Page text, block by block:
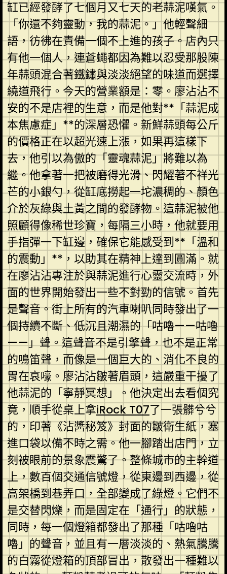
缸已經發酵了七個月又七天的老蒜泥嘆氣。
「你還不夠靈動，我的蒜泥。」他輕聲細
語，彷彿在責備一個不上進的孩子。店內只
有他一個人，連蒼蠅都因為難以忍受那股陳
年蒜頭混合著鐵鏽與淡淡絕望的味道而選擇
繞道飛行。今天的營業額是：零。廖沾沾不
安的不是店裡的生意，而是他對**「蒜泥成
本焦慮症」**的深層恐懼。新鮮蒜頭每公斤
的價格正在以超光速上漲，如果再這樣下
去，他引以為傲的「靈魂蒜泥」將難以為
繼。他拿著一把被磨得光滑、閃耀著不祥光
芒的小銀勺，從缸底撈起一坨濃稠的、顏色
介於灰綠與土黃之間的發酵物。這蒜泥被他
照顧得像稀世珍寶，每隔三小時，他就要用
手指彈一下缸邊，確保它能感受到**「溫和
的震動」**，以助其在精神上達到圓滿。就
在廖沾沾專注於與蒜泥進行心靈交流時，外
面的世界開始發出一些不對勁的信號。首先
是聲音。街上所有的汽車喇叭同時發出了一
個持續不斷、低沉且潮濕的「咕嚕——咕嚕
——」聲。這聲音不是引擎聲，也不是正常
的鳴笛聲，而像是一個巨大的、消化不良的
胃在哀嚎。廖沾沾皺著眉頭，這嚴重干擾了
他蒜泥的「寧靜冥想」。他決定出去看個究
竟，順手從桌上拿iRock T07了一張髒兮兮
的，印著《沾醬秘笈》封面的皺衛生紙，塞
進口袋以備不時之需。他一腳踏出店門，立
刻被眼前的景象震驚了。整條城市的主幹道
上，數百個交通信號燈，從東邊到西邊，從
高架橋到巷弄口，全部變成了綠燈。它們不
是交替閃爍，而是固定在「通行」的狀態，
同時，每一個燈箱都發出了那種「咕嚕咕
嚕」的聲音，並且有一層淡淡的、熱氣騰騰
的白霧從燈箱的頂部冒出，散發出一種難以